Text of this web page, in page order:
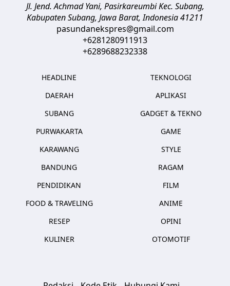
Jl. Jend. Achmad Yani, Pasirkareumbi Kec. Subang,
Kabupaten Subang, Jawa Barat,Indonesia41211
pasundanekspres@gmail.com
+6281280911913
+6289688232338
HEADLINE
DAERAH
SUBANG
PURWAKARTA
KARAWANG
BANDUNG
PENDIDIKAN
FOOD & TRAVELING
RESEP
KULINER
TEKNOLOGI
APLIKASI
GADGET & TEKNO
GAME
STYLE
RAGAM
FILM
ANIME
OPINI
OTOMOTIF